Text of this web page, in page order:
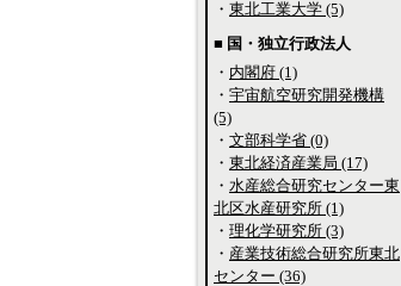
・ 東北工業大学 (5)
■ 国・独立行政法人
・ 内閣府 (1)
・ 宇宙航空研究開発機構
(5)
・ 文部科学省 (0)
・ 東北経済産業局 (17)
・ 水産総合研究センター東
北区水産研究所 (1)
・ 理化学研究所 (3)
・ 産業技術総合研究所東北
センター (36)